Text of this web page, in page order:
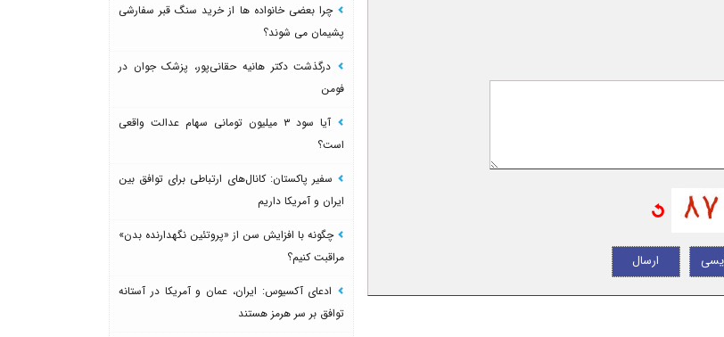
ارسال
چرا بعضی خانواده ها از خرید سنگ قبر سفارشی
پشیمان می شوند؟
درگذشت دکتر هانیه حقانی‌پور، پزشک جوان در
فومن
آیا سود ۳ میلیون تومانی سهام عدالت واقعی
است؟
سفیر پاکستان: کانال‌های ارتباطی برای توافق بین
ایران و آمریکا داریم
چگونه با افزایش سن از «پروتئین نگهدارنده بدن»
مراقبت کنیم؟
ادعای آکسیوس: ایران، عمان و آمریکا در آستانه
توافق بر سر هرمز هستند